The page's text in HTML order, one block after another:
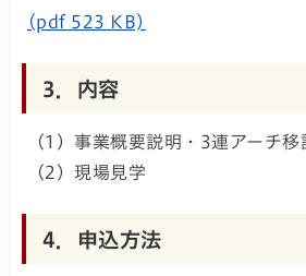
(pdf 523 KB)
3．内容
（1）事業概要説明・3連アーチ移
（2）現場見学
4．申込方法